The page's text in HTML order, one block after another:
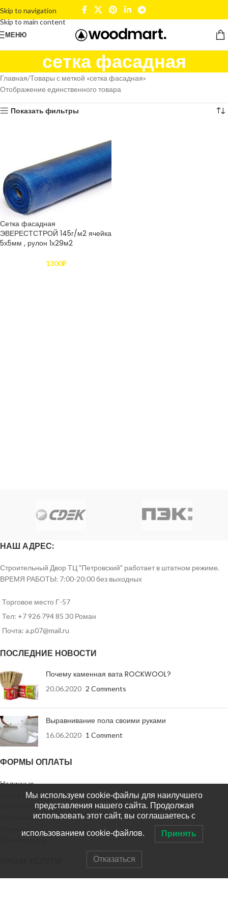
Skip to navigation
Skip to main content
МЕНЮ
сетка фасадная
Главная Товары с меткой «сетка фасадная»
Отображение единственного товара
Показать фильтры
Сетка фасадная
ЭВЕРЕСТСТРОЙ 145г/м2 ячейка
5х5мм , рулон 1х29м2
1300₽
НАШ АДРЕС:
Строительный Двор ТЦ "Петровский" работает в штатном режиме.
ВРЕМЯ РАБОТЫ: 7:00-20:00 без выходных
Торговое место Г-57
Тел: +7 926 794 85 30 Роман
Почта: a.p07@mail.ru
ПОСЛЕДНИЕ НОВОСТИ
Почему каменная вата ROCKWOOL?
20.06.2020 2 Comments
Выравнивание пола своими руками
16.06.2020 1 Comment
ФОРМЫ ОПЛАТЫ
Наличные
Счет с НДС
Счет без НДС
Терминал оплаты
Мы используем cookie-файлы для наилучшего
представления нашего сайта. Продолжая
использовать этот сайт, вы соглашаетесь с
использованием cookie-файлов. Принять
Отказаться